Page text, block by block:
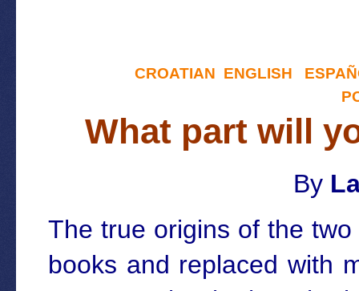
CROATIAN ENGLISH
What part will
By
The true origins of the
books and replaced with